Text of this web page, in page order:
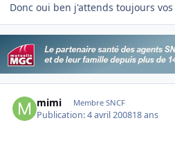
Donc oui ben j'attends toujours
mimi Membre SNCF
Publication:4 avril 200818 ans